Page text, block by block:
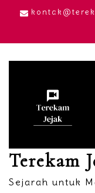
Skip
content
Terekam
Sejarah untuk